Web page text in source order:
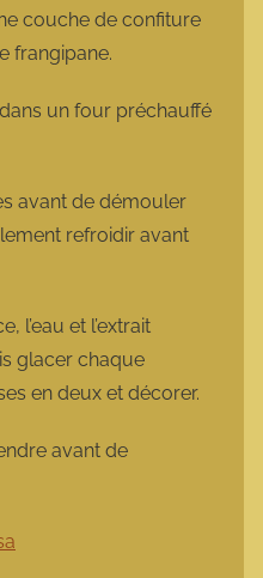
couche de confiture
frangipane.
un four préchauffé
avant de démouler
refroidir avant
l’eau et l’extrait
glacer chaque
en deux et décorer.
avant de